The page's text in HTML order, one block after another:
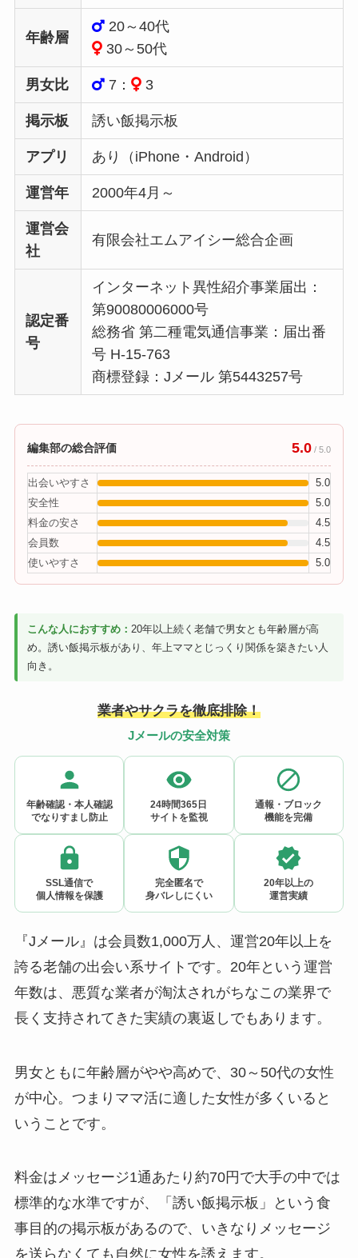
年齢層
20～40代
30～50代
男女比 7： 3
掲示板 誘い飯掲示板
アプリ あり（iPhone・Android）
運営年 2000年4月～
運営会
社
有限会社エムアイシー総合企画
認定番
号
インターネット異性紹介事業届出：
第90080006000号
総務省 第二種電気通信事業：届出番
号 H-15-763
商標登録：Jメール 第5443257号
編集部の総合評価 5.0 / 5.0
出会いやすさ
5.0
安全性
5.0
料金の安さ
4.5
会員数
4.5
使いやすさ
5.0
こんな人におすすめ： 20年以上続く老舗で男女とも年齢層が高
め。誘い飯掲示板があり、年上ママとじっくり関係を築きたい人
向き。
業者やサクラを徹底排除！
Jメールの安全対策
年齢確認・本人確認
でなりすまし防止
24時間365日
サイトを監視
通報・ブロック
機能を完備
SSL通信で
個人情報を保護
完全匿名で
身バレしにくい
20年以上の
運営実績
『Jメール』は会員数1,000万人、運営20年以上を
誇る老舗の出会い系サイトです。20年という運営
年数は、悪質な業者が淘汰されがちなこの業界で
長く支持されてきた実績の裏返しでもあります。
男女ともに年齢層がやや高めで、30～50代の女性
が中心。つまりママ活に適した女性が多くいると
いうことです。
料金はメッセージ1通あたり約70円で大手の中では
標準的な水準ですが、「誘い飯掲示板」という食
事目的の掲示板があるので、いきなりメッセージ
を送らなくても自然に女性を誘えます。